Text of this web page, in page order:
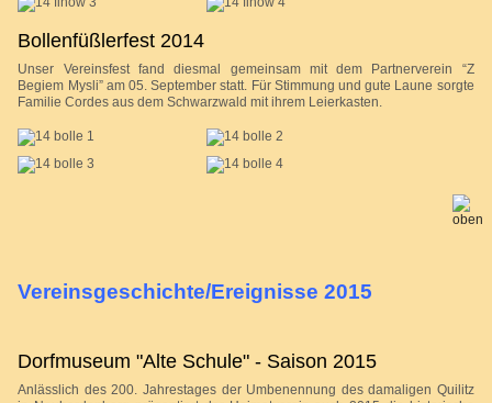
Bollenfüßlerfest 2014
Unser Vereinsfest fand diesmal gemeinsam mit dem Partnerverein “Z
Begiem Mysli” am 05 . September statt. Für Stimmung und gute Laune sorgte
Familie Cordes aus dem Schwarzwald mit ihrem Leierkasten.
Vereinsgeschichte/Ereignisse 2015
Dorfmuseum "Alte Schule" - Saison 2015
Anlässlich des 200. Jahrestages der Umbenennung des damaligen Quilitz